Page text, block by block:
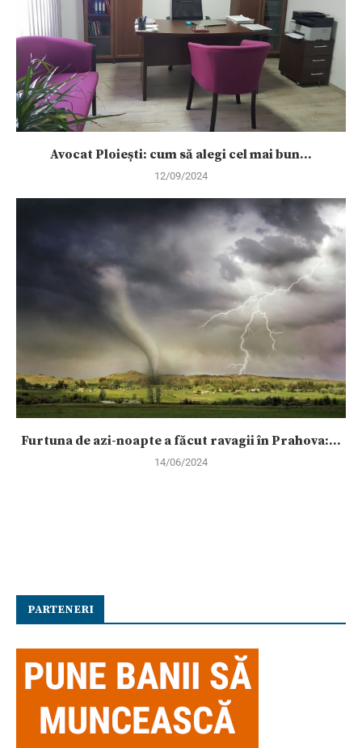
Avocat Ploiești: cum să alegi cel mai bun...
12/09/2024
Furtuna de azi-noapte a făcut ravagii în Prahova:...
14/06/2024
PARTENERI